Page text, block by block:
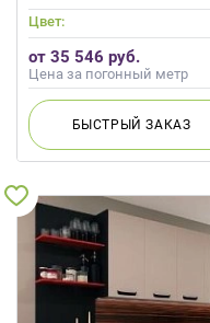
Цвет:
от 35 546 руб.
Цена за погонный метр
БЫСТРЫЙЗАКАЗ